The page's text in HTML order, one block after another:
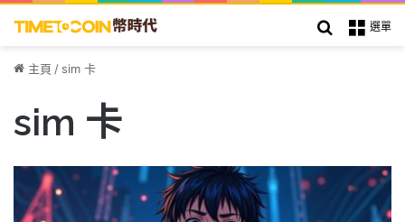
選單
搜索
主頁 / sim 卡
sim 卡